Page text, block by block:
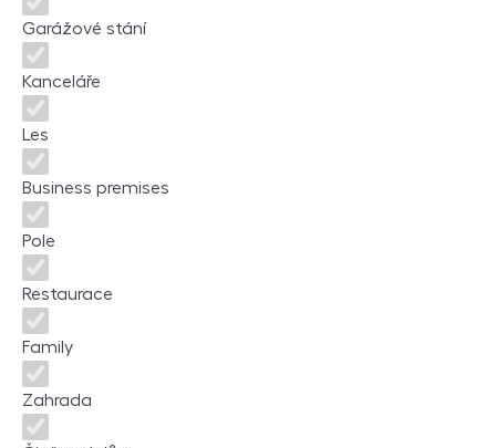
Garážové stání
Kanceláře
Les
Business premises
Pole
Restaurace
Family
Zahrada